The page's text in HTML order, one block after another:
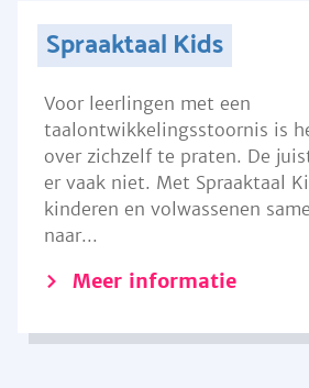
Spraaktaal Kids
Voor leerlingen met een
taalontwikkelingsstoornis is
over zichzelf te praten. De
er vaak niet. Met Spraaktaal
kinderen en volwassenen
naar...
Meer informatie